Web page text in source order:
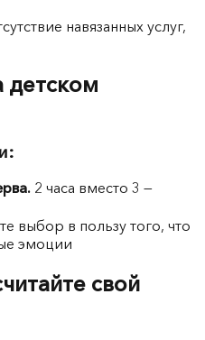
навязанных услуг,
детском
2 часа вместо 3 —
выбор в пользу того, что
эмоции
свой